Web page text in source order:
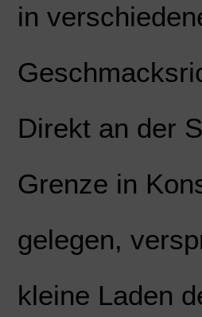
in
Direkt an der
Grenze in
gelegen,
kleine Laden